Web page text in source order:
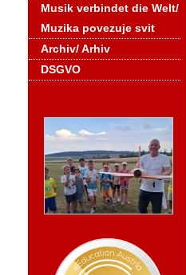
Musik verbindet die Welt/
Muzika povezuje svit
Archiv/ Arhiv
DSGVO